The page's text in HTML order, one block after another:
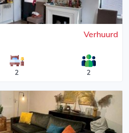
Verhuurd
2 2